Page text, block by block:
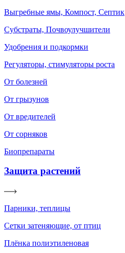
Выгребные ямы, Компост, Септик
Субстраты, Почвоулучшители
Удобрения и подкормки
Регуляторы, стимуляторы роста
От болезней
От грызунов
От вредителей
От сорняков
Биопрепараты
Защита растений
Парники, теплицы
Сетки затеняющие, от птиц
Плёнка полиэтиленовая